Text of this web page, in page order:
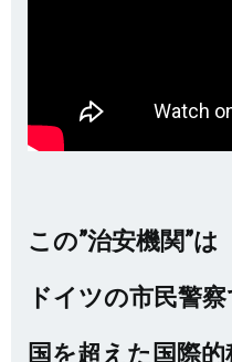
この”治安機関”は
ドイツの市民警察
国を超えた国際的